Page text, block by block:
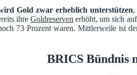
Gold zwar erheblich unterstützen,
ihreGoldreserven erhöht, um sich
73 Prozent waren. Mittlerweile ist
BRICS Bündnis